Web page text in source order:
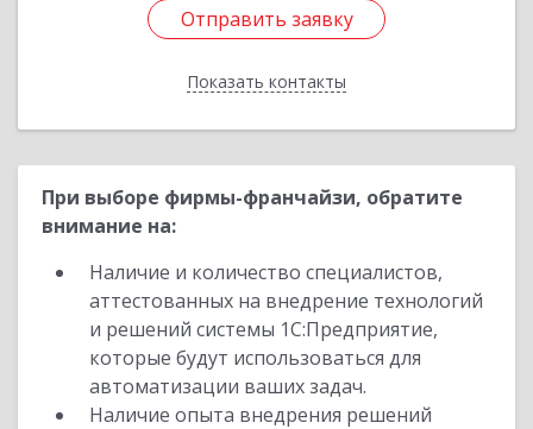
Отправить заявку
Показать контакты
Отправить заявку
Назад
При выборе фирмы-франчайзи, обратите
внимание на:
Наличие и количество специалистов,
аттестованных на внедрение технологий
и решений системы 1С:Предприятие,
которые будут использоваться для
автоматизации ваших задач.
Наличие опыта внедрения решений